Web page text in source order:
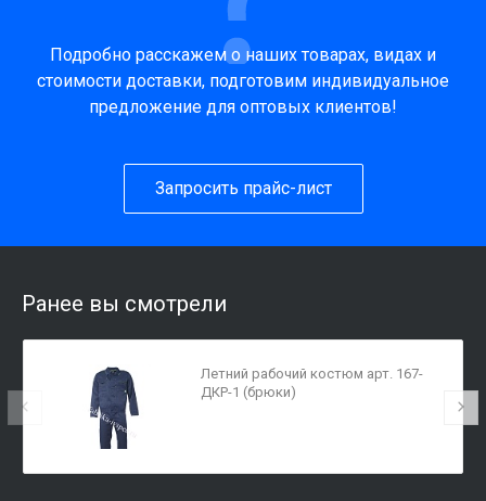
Подробно расскажем о наших товарах, видах и
стоимости доставки, подготовим индивидуальное
предложение для оптовых клиентов!
Запросить прайс-лист
Ранее вы смотрели
Летний рабочий костюм арт. 167-
ДКР-1 (брюки)